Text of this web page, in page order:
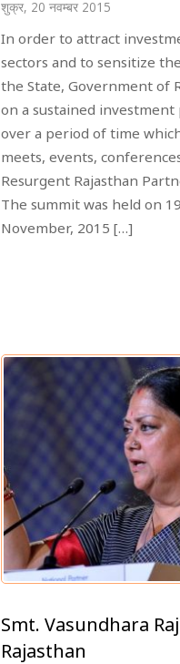
शुक्र, 20 नवम्बर 2015
In order to attract
sectors and to sensitize
the State, Government of
on a sustained
over a period of time
meets, events,
Resurgent Rajasthan
The summit was held on
November, 2015 […]
Smt. Vasundhara
Rajasthan